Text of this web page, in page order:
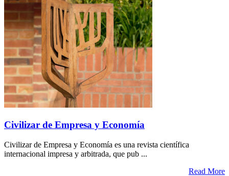
Civilizar de Empresa y Economía
Civilizar de Empresa y Economía es una revista científica
internacional impresa y arbitrada, que pub ...
Read More